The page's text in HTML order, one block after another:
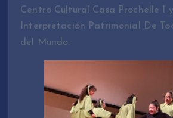
Centro Cultural Casa Prochelle I
Interpretación Patrimonial De
del Mundo.